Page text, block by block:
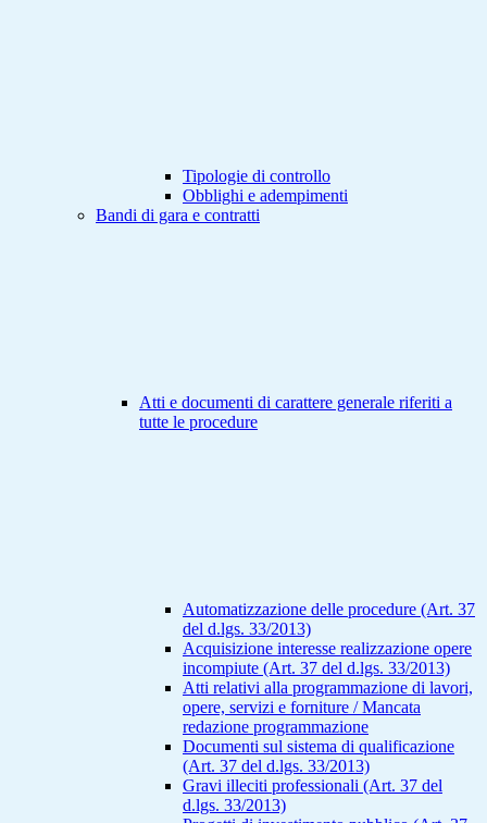
Tipologie di controllo
Obblighi e adempimenti
Bandi di gara e contratti
Atti e documenti di carattere generale riferiti a
tutte le procedure
Automatizzazione delle procedure (Art. 37
del d.lgs. 33/2013)
Acquisizione interesse realizzazione opere
incompiute (Art. 37 del d.lgs. 33/2013)
Atti relativi alla programmazione di lavori,
opere, servizi e forniture / Mancata
redazione programmazione
Documenti sul sistema di qualificazione
(Art. 37 del d.lgs. 33/2013)
Gravi illeciti professionali (Art. 37 del
d.lgs. 33/2013)